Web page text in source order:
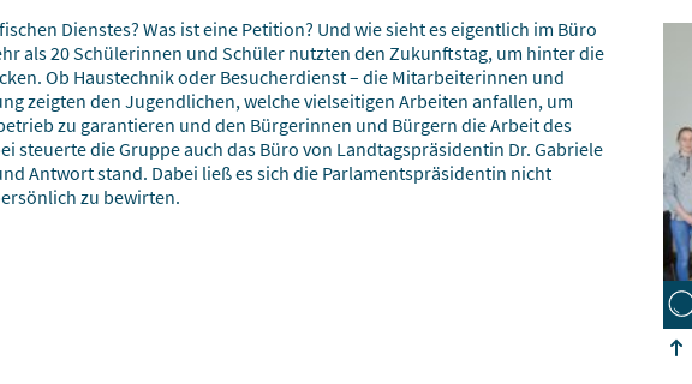
Dienstes? Was ist eine Petition? Und wie sieht es eigentlich im Büro
als 20 Schülerinnen und Schüler nutzten den Zukunftstag, um hinter die
Ob Haustechnik oder Besucherdienst – die Mitarbeiterinnen und
zeigten den Jugendlichen, welche vielseitigen Arbeiten anfallen, um
zu garantieren und den Bürgerinnen und Bürgern die Arbeit des
steuerte die Gruppe auch das Büro von Landtagspräsidentin Dr. Gabriele
Antwort stand. Dabei ließ es sich die Parlamentspräsidentin nicht
zu bewirten.